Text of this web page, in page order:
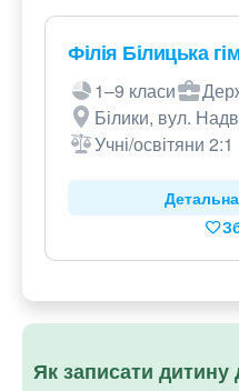
Філія Білицька
1–9 класи
Білики, вул.
Учні/освітяни 2:1
Як записати